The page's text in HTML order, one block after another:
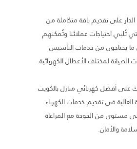
على تقديم باقة متكاملة من
تُلبي احتياجات عملائنا وتُمكنهم
يحتاجون من خدمات التأسيس
الصيانة لمختلف الأعطال الكهربائية.
أفضل كهربائي منازل بالكويت
العالية في تقديم خدمات الكهرباء
مستوى من الجودة مع المراعاة
والأمان.